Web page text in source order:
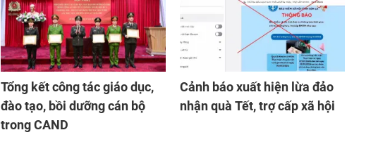
Tổng kết công tác giáo dục,
đào tạo, bồi dưỡng cán bộ
trong CAND
Cảnh báo xuất hiện lừa đảo
nhận quà Tết, trợ cấp xã hội